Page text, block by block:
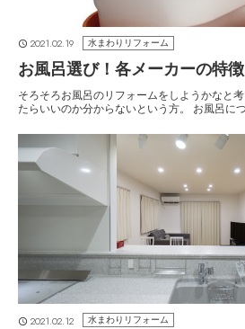
2021.02.19 水まわりリフォーム
お風呂選び！各メーカーの特
そろそろお風呂のリフォームをしようかなと
たらいいのか分からないという方。 お風呂に
2021.02.12 水まわりリフォーム